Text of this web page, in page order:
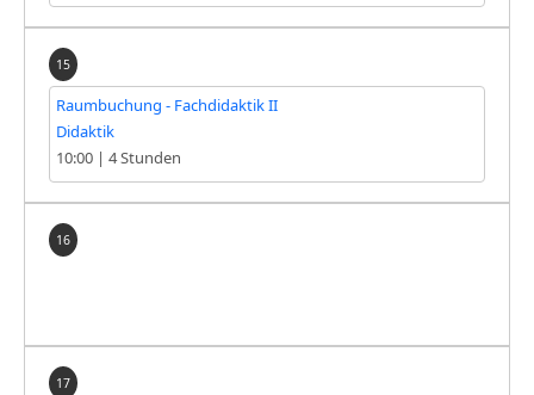
15
Raumbuchung - Fachdidaktik II
Didaktik
10:00 | 4 Stunden
16
17